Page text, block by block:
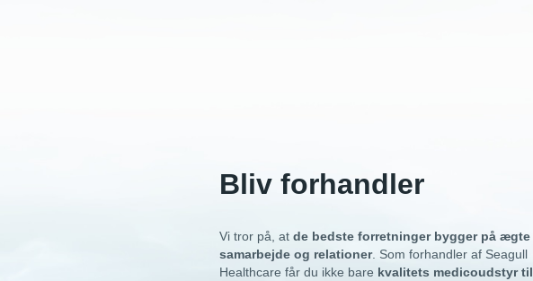
Bliv forhandler
Vi tror på, at de bedste forretninger bygger på ægte
samarbejde og relationer. Som forhandler af Seagull
Healthcare får du ikke bare kvalitets medicoudstyr til